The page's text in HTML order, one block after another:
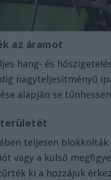
az áramot
hang- és
nagyteljesítményű
alapján se
területét
teljesen
vagy a külső
ki a hozzájuk